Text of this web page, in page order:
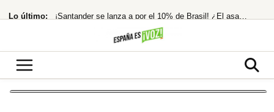
al Lo último: ¡Santander se lanza a por el 10% de Brasil! ¿El asalto a los 13€ es inminente?
El Ibex 35 extiende su racha alcista ante las esperanzas de acuerdo entre EEUU